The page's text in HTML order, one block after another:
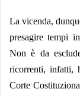
La vicenda,
presagire tempi
Non è da
ricorrenti, infatti,
Corte